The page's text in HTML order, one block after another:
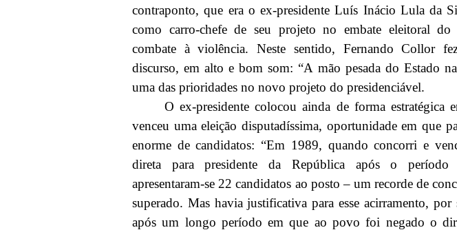
contraponto, que era o ex-presidente Luís Inácio Lula da
como carro-chefe de seu projeto no embate eleitoral
combate à violência. Neste sentido, Fernando Collor
discurso, em alto e bom som: “A mão pesada do Estado
uma das prioridades no novo projeto do presidenciável.
O ex-presidente colocou ainda de forma estratégica
venceu uma eleição disputadíssima, oportunidade em que
enorme de candidatos: “Em 1989, quando concorri e
direta para presidente da República após o
apresentaram-se 22 candidatos ao posto – um recorde de
superado. Mas havia justificativa para esse acirramento,
após um longo período em que ao povo foi negado o